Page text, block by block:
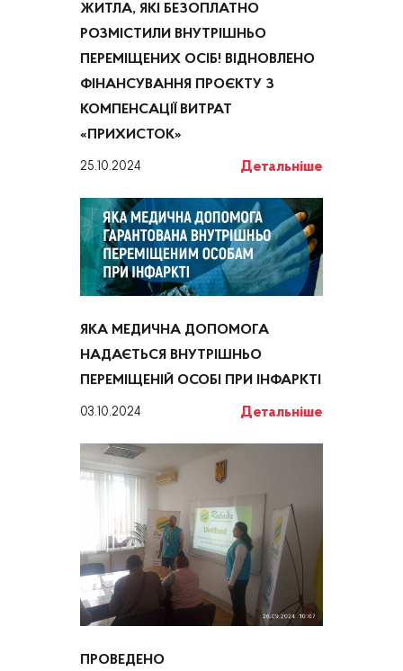
ЖИТЛА, ЯКІ БЕЗОПЛАТНО
РОЗМІСТИЛИ ВНУТРІШНЬО
ПЕРЕМІЩЕНИХ ОСІБ! ВІДНОВЛЕНО
ФІНАНСУВАННЯ ПРОЄКТУ З
КОМПЕНСАЦІЇ ВИТРАТ
«ПРИХИСТОК»
25.10.2024 Детальніше
ЯКА МЕДИЧНА ДОПОМОГА
НАДАЄТЬСЯ ВНУТРІШНЬО
ПЕРЕМІЩЕНІЙ ОСОБІ ПРИ ІНФАРКТІ
03.10.2024 Детальніше
ПРОВЕДЕНО